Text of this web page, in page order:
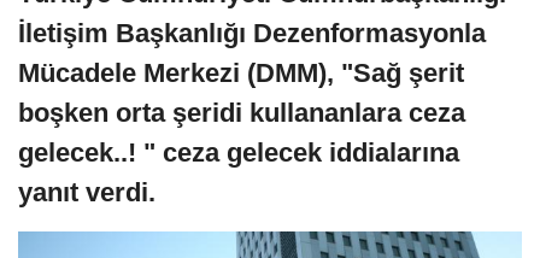
İletişim Başkanlığı Dezenformasyonla
Mücadele Merkezi (DMM), "Sağ şerit
boşken orta şeridi kullananlara ceza
gelecek..! " ceza gelecek iddialarına
yanıt verdi.